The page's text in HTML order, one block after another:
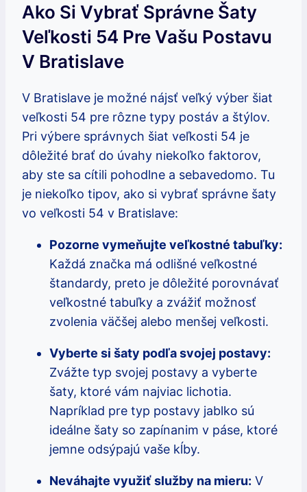
Ako Si Vybrať Správne Šaty
Veľkosti 54 Pre Vašu Postavu
V Bratislave
V Bratislave je možné nájsť veľký výber šiat
veľkosti 54 pre rôzne typy postáv a štýlov.
Pri výbere správnych šiat veľkosti 54 je
dôležité brať do úvahy niekoľko faktorov,
aby ste sa cítili pohodlne a sebavedomo. Tu
je niekoľko tipov, ako si vybrať správne šaty
vo veľkosti 54 v Bratislave:
Pozorne vymeňujte veľkostné tabuľky:
Každá značka má odlišné veľkostné
štandardy, preto je dôležité porovnávať
veľkostné tabuľky a zvážiť možnosť
zvolenia väčšej alebo menšej veľkosti.
Vyberte si šaty podľa svojej postavy:
Zvážte typ svojej postavy a vyberte
šaty, ktoré vám najviac lichotia.
Napríklad pre typ postavy jablko sú
ideálne šaty so zapínanim v páse, ktoré
jemne odsýpajú vaše kĺby.
Neváhajte využiť služby na mieru: V